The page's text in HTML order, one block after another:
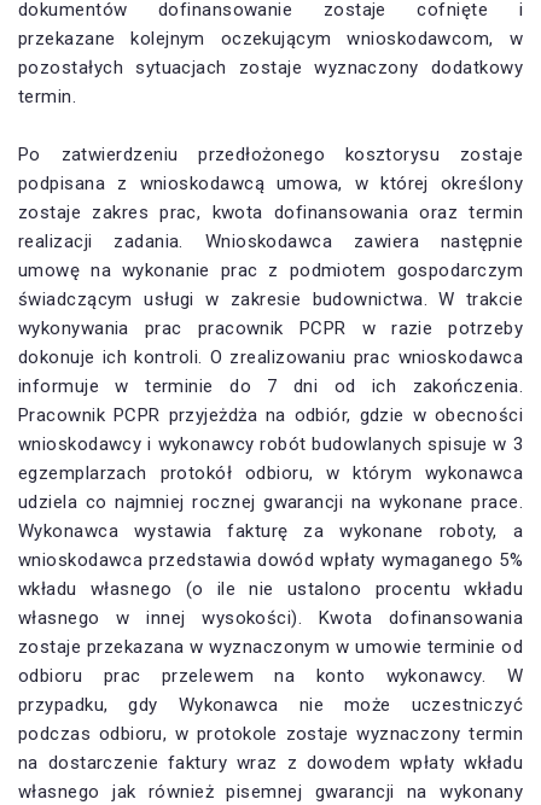
dokumentów dofinansowanie zostaje cofnięte i
przekazane kolejnym oczekującym wnioskodawcom, w
pozostałych sytuacjach zostaje wyznaczony dodatkowy
termin.
Po zatwierdzeniu przedłożonego kosztorysu zostaje
podpisana z wnioskodawcą umowa, w której określony
zostaje zakres prac, kwota dofinansowania oraz termin
realizacji zadania. Wnioskodawca zawiera następnie
umowę na wykonanie prac z podmiotem gospodarczym
świadczącym usługi w zakresie budownictwa. W trakcie
wykonywania prac pracownik PCPR w razie potrzeby
dokonuje ich kontroli. O zrealizowaniu prac wnioskodawca
informuje w terminie do 7 dni od ich zakończenia.
Pracownik PCPR przyjeżdża na odbiór, gdzie w obecności
wnioskodawcy i wykonawcy robót budowlanych spisuje w 3
egzemplarzach protokół odbioru, w którym wykonawca
udziela co najmniej rocznej gwarancji na wykonane prace.
Wykonawca wystawia fakturę za wykonane roboty, a
wnioskodawca przedstawia dowód wpłaty wymaganego 5%
wkładu własnego (o ile nie ustalono procentu wkładu
własnego w innej wysokości). Kwota dofinansowania
zostaje przekazana w wyznaczonym w umowie terminie od
odbioru prac przelewem na konto wykonawcy. W
przypadku, gdy Wykonawca nie może uczestniczyć
podczas odbioru, w protokole zostaje wyznaczony termin
na dostarczenie faktury wraz z dowodem wpłaty wkładu
własnego jak również pisemnej gwarancji na wykonany